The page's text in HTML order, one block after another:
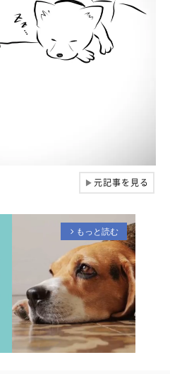
▶元記事を見る
arrow_forward_ios もっと読む